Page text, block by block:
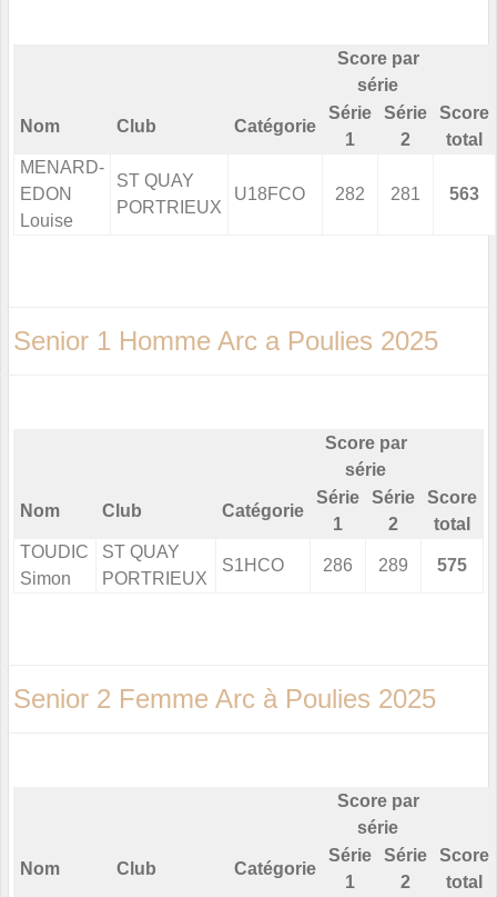
Score par
série
Nom Club Catégorie
Série
1
Série
2
Score
total
MENARD-
EDON
Louise
ST QUAY
PORTRIEUX
U18FCO 282 281 563
Senior 1 Homme Arc a Poulies 2025
Score par
série
Nom Club Catégorie
Série
1
Série
2
Score
total
TOUDIC
Simon
ST QUAY
PORTRIEUX
S1HCO 286 289 575
Senior 2 Femme Arc à Poulies 2025
Score par
série
Nom Club Catégorie
Série
1
Série
2
Score
total